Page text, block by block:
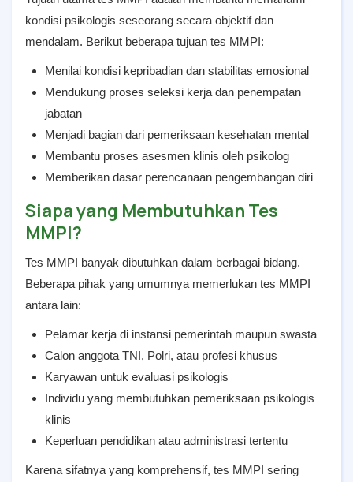
kondisi psikologis seseorang secara objektif dan
mendalam. Berikut beberapa tujuan tes MMPI:
Menilai kondisi kepribadian dan stabilitas emosional
Mendukung proses seleksi kerja dan penempatan
jabatan
Menjadi bagian dari pemeriksaan kesehatan mental
Membantu proses asesmen klinis oleh psikolog
Memberikan dasar perencanaan pengembangan diri
Siapa yang Membutuhkan Tes
MMPI?
Tes MMPI banyak dibutuhkan dalam berbagai bidang.
Beberapa pihak yang umumnya memerlukan tes MMPI
antara lain:
Pelamar kerja di instansi pemerintah maupun swasta
Calon anggota TNI, Polri, atau profesi khusus
Karyawan untuk evaluasi psikologis
Individu yang membutuhkan pemeriksaan psikologis
klinis
Keperluan pendidikan atau administrasi tertentu
Karena sifatnya yang komprehensif, tes MMPI sering